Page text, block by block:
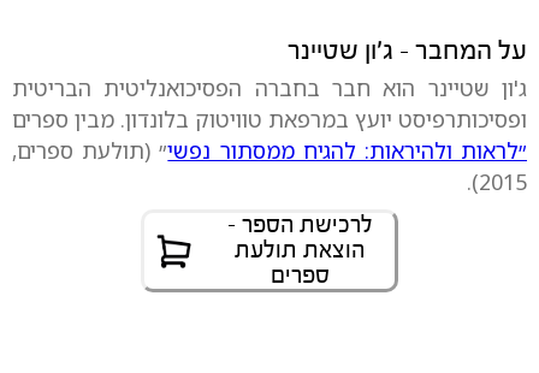
על המחבר - ג׳ון שטיינר
ג'ון שטיינר הוא חבר בחברה הפסיכואנליטית הבריטית
ופסיכותרפיסט יועץ במרפאת טוויטוק בלונדון. מבין ספרים
״לראות ולהיראות: להגיח ממסתור נפשי״ (תולעת ספרים,
2015).
לרכישת הספר -
הוצאת תולעת
ספרים